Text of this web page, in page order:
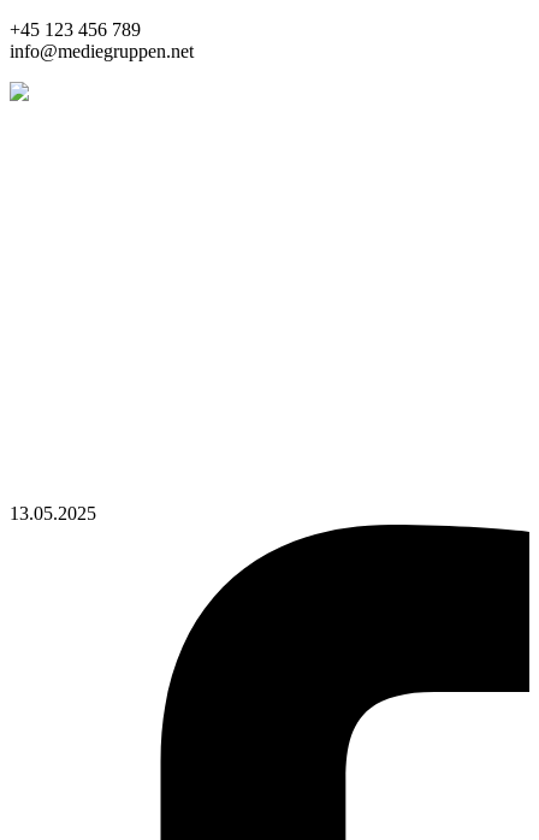
+45 123 456 789
info@mediegruppen.net
13.05.2025